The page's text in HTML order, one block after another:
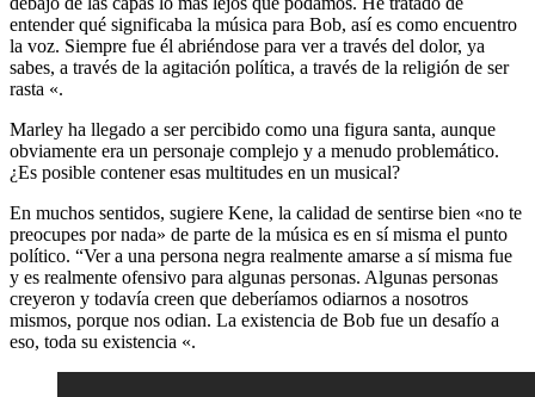
entender qué significaba la música para Bob, así es como encuentro
la voz. Siempre fue él abriéndose para ver a través del dolor, ya
sabes, a través de la agitación política, a través de la religión de ser
rasta «.
Marley ha llegado a ser percibido como una figura santa, aunque
obviamente era un personaje complejo y a menudo problemático.
¿Es posible contener esas multitudes en un musical?
En muchos sentidos, sugiere Kene, la calidad de sentirse bien «no te
preocupes por nada» de parte de la música es en sí misma el punto
político. “Ver a una persona negra realmente amarse a sí misma fue
y es realmente ofensivo para algunas personas. Algunas personas
creyeron y todavía creen que deberíamos odiarnos a nosotros
mismos, porque nos odian. La existencia de Bob fue un desafío a
eso, toda su existencia «.